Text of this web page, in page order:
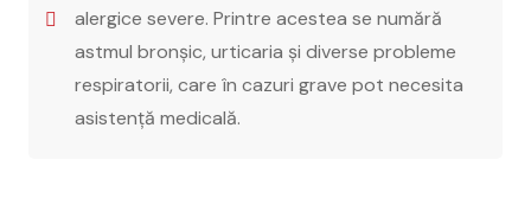
alergice severe. Printre acestea se numără
astmul bronșic, urticaria și diverse probleme
respiratorii, care în cazuri grave pot necesita
asistență medicală.